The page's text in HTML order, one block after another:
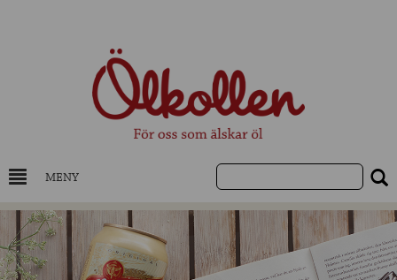
MENY
DRYCKESKUNSKAP
NYHETER